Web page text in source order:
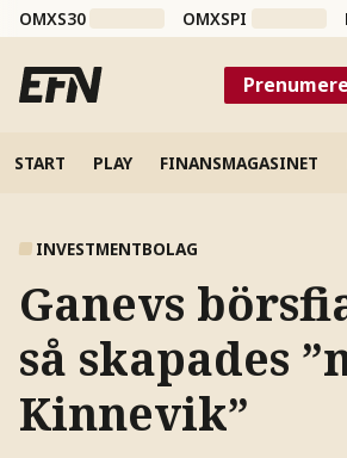
OMXS30 OMXSPI
START PLAY FINANSMAGASINET
INVESTMENTBOLAG
Ganevs
så skapades
Kinnevik”